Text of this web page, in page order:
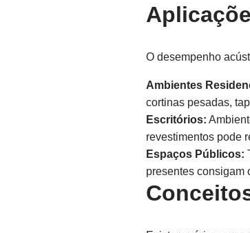
O desempenho
Ambientes
cortinas pesadas,
Escritórios:
revestimentos pode
Espaços Públicos:
presentes consigam